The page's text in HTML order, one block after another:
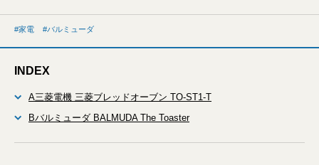
家電 バルミューダ
INDEX
A三菱電機 三菱ブレッドオーブン TO-ST1-T
Bバルミューダ BALMUDA The Toaster